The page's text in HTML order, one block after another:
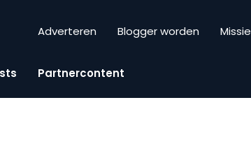
Adverteren Blogger worden
Partnercontent